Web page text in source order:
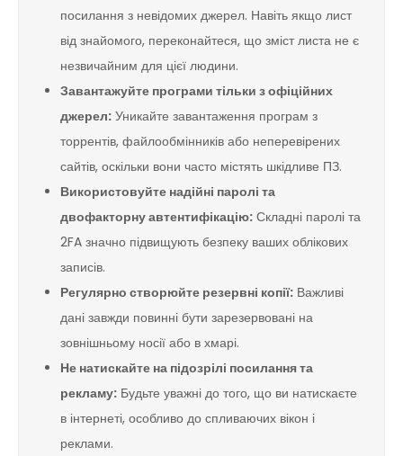
посилання з невідомих джерел. Навіть якщо лист
від знайомого, переконайтеся, що зміст листа не є
незвичайним для цієї людини.
Завантажуйте програми тільки з офіційних
джерел: Уникайте завантаження програм з
торрентів, файлообмінників або неперевірених
сайтів, оскільки вони часто містять шкідливе ПЗ.
Використовуйте надійні паролі та
двофакторну автентифікацію: Складні паролі та
2FA значно підвищують безпеку ваших облікових
записів.
Регулярно створюйте резервні копії: Важливі
дані завжди повинні бути зарезервовані на
зовнішньому носії або в хмарі.
Не натискайте на підозрілі посилання та
рекламу: Будьте уважні до того, що ви натискаєте
в інтернеті, особливо до спливаючих вікон і
реклами.